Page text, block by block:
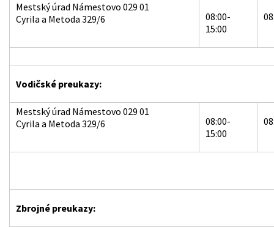
Mestský úrad Námestovo 029 01
Cyrila a Metoda 329/6
08:00-
15:00
Vodičské preukazy:
Mestský úrad Námestovo 029 01
Cyrila a Metoda 329/6
08:00-
15:00
Zbrojné preukazy: